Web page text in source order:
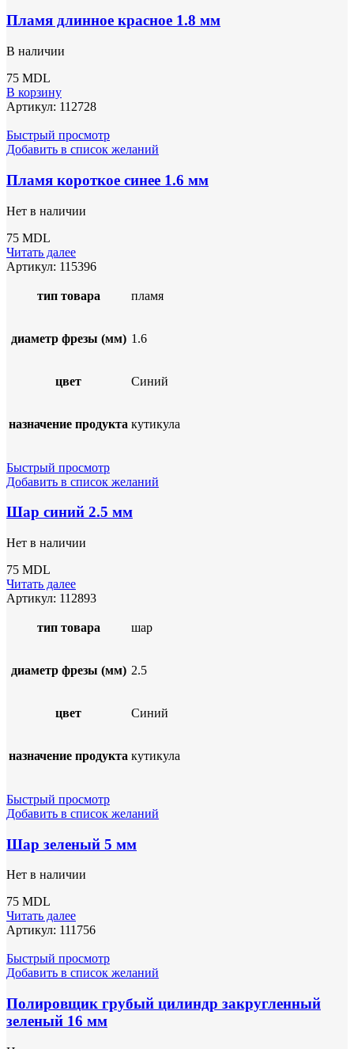
Пламя длинное красное 1.8 мм
В наличии
75 MDL
В корзину
Артикул: 112728
Быстрый просмотр
Добавить в список желаний
Пламя короткое синее 1.6 мм
Нет в наличии
75 MDL
Читать далее
Артикул: 115396
тип товара пламя
диаметр фрезы (мм) 1.6
цвет Синий
назначение продукта кутикула
Быстрый просмотр
Добавить в список желаний
Шар синий 2.5 мм
Нет в наличии
75 MDL
Читать далее
Артикул: 112893
тип товара шар
диаметр фрезы (мм) 2.5
цвет Синий
назначение продукта кутикула
Быстрый просмотр
Добавить в список желаний
Шар зеленый 5 мм
Нет в наличии
75 MDL
Читать далее
Артикул: 111756
Быстрый просмотр
Добавить в список желаний
Полировщик грубый цилиндр закругленный
зеленый 16 мм